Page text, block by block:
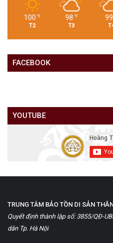
100 ℉
T2
98 ℉
T3
99
FACEBOOK
YOUTUBE
TRUNG TÂM BẢO TỒN DI SẢN
Quyết định thành lập số: 3855/QĐ-
dân Tp. Hà Nội